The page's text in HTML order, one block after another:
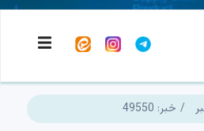
خبر: 49550